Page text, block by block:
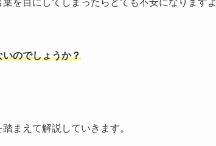
のでしょうか？
まえて解説していきます。